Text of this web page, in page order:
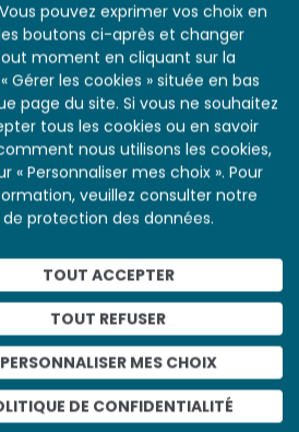
pouvez exprimer vos choix en
boutons ci-après et changer
moment en cliquant sur la
Gérer les cookies » située en bas
page du site. Si vous ne souhaitez
tous les cookies ou en savoir
nous utilisons les cookies,
« Personnaliser mes choix ». Pour
veuillez consulter notre
protection des données.
TOUT ACCEPTER
TOUT REFUSER
PERSONNALISER MES CHOIX
DE CONFIDENTIALITÉ
ans, les légendes des
un récit parallèle. Celui d’un
les précautions, d’un
ne veut à aucun prix se
d’une longue série d’aviateurs
à commencer par les pionniers
Nungesser et Coli
de l’Aéropostale Jean Mermoz
(1936), l’Américaine
1937) et le Soviétique
explorateurs, ou encore la
Marina Raskova (1943). Les
l’aventure aérienne – ils